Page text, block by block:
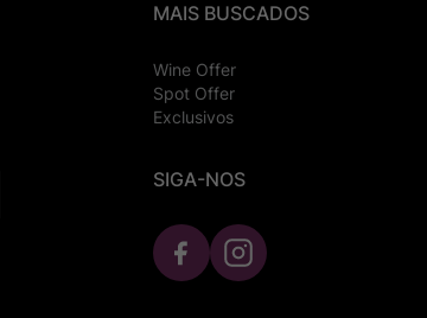
MAIS BUSCADOS
Wine Offer
Spot Offer
Exclusivos
SIGA-NOS